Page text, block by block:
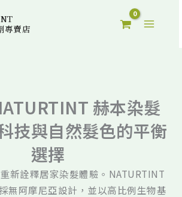
專賣店
赫本染髮
技與自然髮色的平衡
選擇
新詮釋居家染髮體驗。NATURTINT
無阿摩尼亞設計，並以高比例生物基